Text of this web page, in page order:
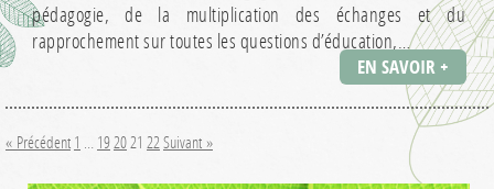
pédagogie, de la multiplication des échanges et du
rapprochement sur toutes les questions d’éducation,…
EN SAVOIR +
« Précédent 1 19 20 21 22 Suivant »